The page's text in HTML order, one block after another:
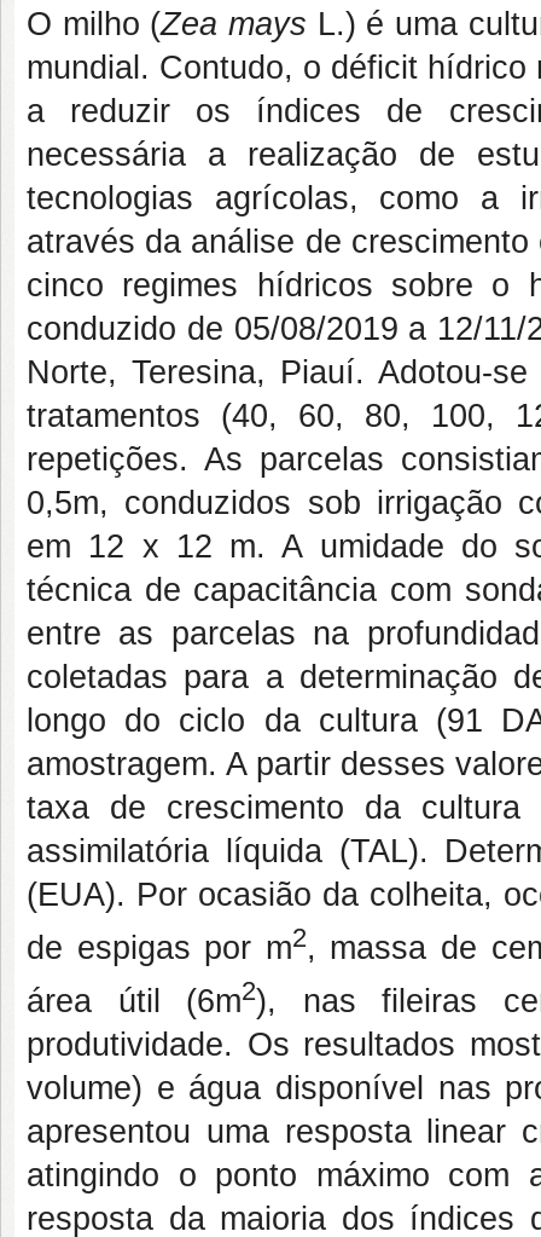
O milho (Zea mays L.) é uma
mundial. Contudo, o déficit
a reduzir os índices de
necessária a realização de
tecnologias agrícolas, como a
através da análise de
cinco regimes hídricos sobre o
conduzido de 05/08/2019 a 12/
Norte, Teresina, Piauí. Adotou-
tratamentos (40, 60, 80, 100,
repetições. As parcelas
0,5m, conduzidos sob irrigação
em 12 x 12 m. A umidade do
técnica de capacitância com
entre as parcelas na
coletadas para a determinação
longo do ciclo da cultura (91
amostragem. A partir desses
taxa de crescimento da
assimilatória líquida (TAL).
(EUA). Por ocasião da colheita,
de espigas por m2, massa de
área útil (6m2), nas fileiras
produtividade. Os resultados
volume) e água disponível nas
apresentou uma resposta linear
atingindo o ponto máximo
resposta da maioria dos índices